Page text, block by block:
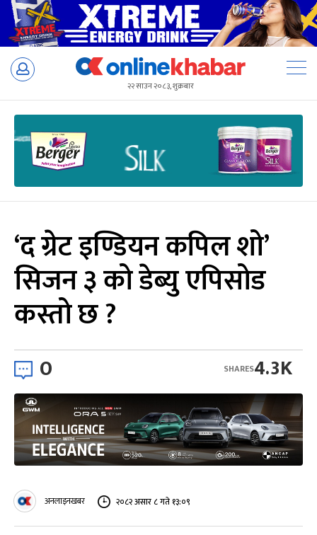
Skip
२२ साउन २०८३, शुक्रबार
‘द ग्रेट इण्डियन कपिल शो’
सिजन ३ को डेब्यु एपिसोड
कस्तो छ ?
0 4.3K
SHARES
अनलाइनखबर २०८२ असार ८ गते १३:०९